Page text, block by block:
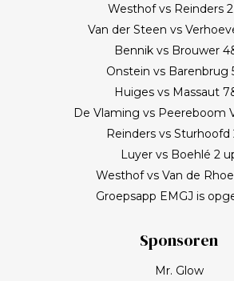
Westhof vs Reinders
Van der Steen vs
Bennik vs Brouwer
Onstein vs Barenbrug
Huiges vs Massaut
De Vlaming vs Peereboom
Reinders vs Sturhoofd
Luyer vs Boehlé 2
Westhof vs Van de
Groepsapp EMGJ is
Sponsoren
Mr. Glow